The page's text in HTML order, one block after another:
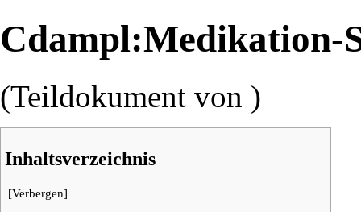
Cdampl:Medikation-
(Teildokument von )
Inhaltsverzeichnis
[Verbergen]